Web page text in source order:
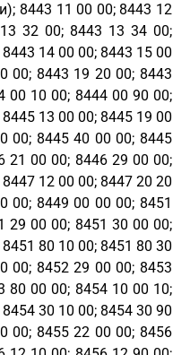
8443 11 00 00; 8443 12
32 00; 8443 13 34 00;
14 00 00; 8443 15 00
00; 8443 19 20 00; 8443
00 10 00; 8444 00 90 00;
13 00 00; 8445 19 00
00; 8445 40 00 00; 8445
21 00 00; 8446 29 00 00;
12 00 00; 8447 20 20
00; 8449 00 00 00; 8451
29 00 00; 8451 30 00 00;
80 10 00; 8451 80 30
00; 8452 29 00 00; 8453
80 00 00; 8454 10 00 10;
30 10 00; 8454 30 90
00; 8455 22 00 00; 8456